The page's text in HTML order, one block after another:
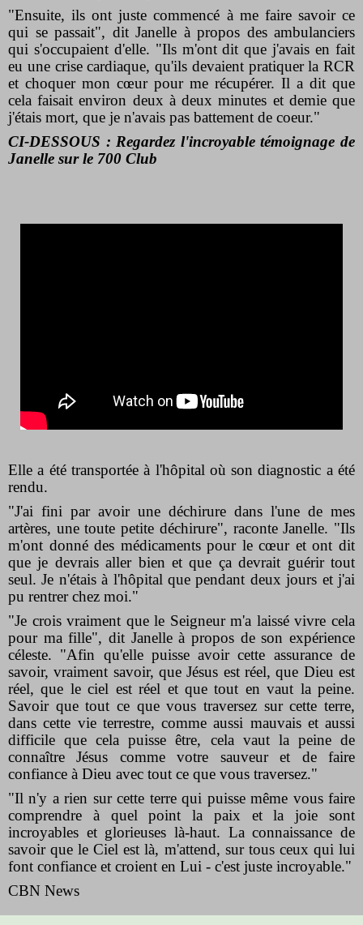
"Ensuite, ils ont juste commencé à me faire savoir ce
qui se passait", dit Janelle à propos des ambulanciers
qui s'occupaient d'elle. "Ils m'ont dit que j'avais en fait
eu une crise cardiaque, qu'ils devaient pratiquer la RCR
et choquer mon cœur pour me récupérer. Il a dit que
cela faisait environ deux à deux minutes et demie que
j'étais mort, que je n'avais pas battement de coeur."
CI-DESSOUS : Regardez l'incroyable témoignage de
Janelle sur le 700 Club
Elle a été transportée à l'hôpital où son diagnostic a été
rendu.
"J'ai fini par avoir une déchirure dans l'une de mes
artères, une toute petite déchirure", raconte Janelle. "Ils
m'ont donné des médicaments pour le cœur et ont dit
que je devrais aller bien et que ça devrait guérir tout
seul. Je n'étais à l'hôpital que pendant deux jours et j'ai
pu rentrer chez moi."
"Je crois vraiment que le Seigneur m'a laissé vivre cela
pour ma fille", dit Janelle à propos de son expérience
céleste. "Afin qu'elle puisse avoir cette assurance de
savoir, vraiment savoir, que Jésus est réel, que Dieu est
réel, que le ciel est réel et que tout en vaut la peine.
Savoir que tout ce que vous traversez sur cette terre,
dans cette vie terrestre, comme aussi mauvais et aussi
difficile que cela puisse être, cela vaut la peine de
connaître Jésus comme votre sauveur et de faire
confiance à Dieu avec tout ce que vous traversez."
"Il n'y a rien sur cette terre qui puisse même vous faire
comprendre à quel point la paix et la joie sont
incroyables et glorieuses là-haut. La connaissance de
savoir que le Ciel est là, m'attend, sur tous ceux qui lui
font confiance et croient en Lui - c'est juste incroyable."
CBN News